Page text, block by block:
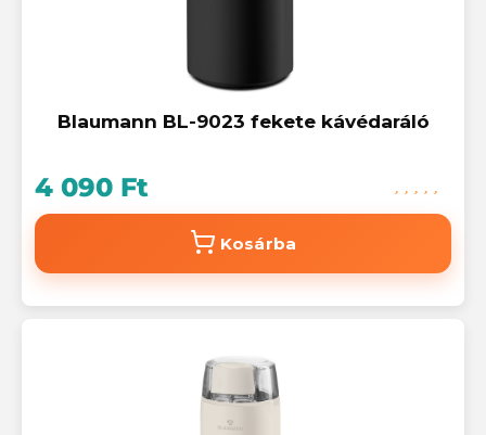
Blaumann BL-9023 fekete kávédaráló
4 090 Ft
Kosárba